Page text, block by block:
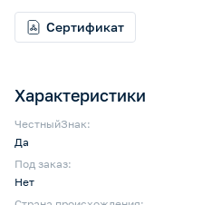
Характеристики
ЧестныйЗнак:
Да
Под заказ:
Нет
Сертификат